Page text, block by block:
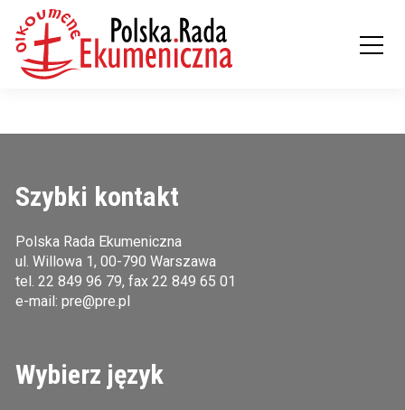
Szybki kontakt
Polska Rada Ekumeniczna
ul. Willowa 1, 00-790 Warszawa
tel. 22 849 96 79, fax 22 849 65 01
e-mail: pre@pre.pl
Wybierz język